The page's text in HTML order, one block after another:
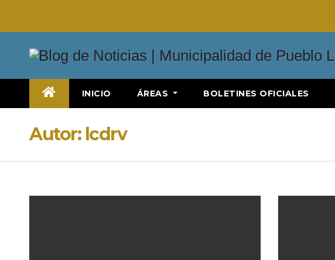
INICIO ÁREAS BOLETINES OFICIALES
Autor: lcdrv